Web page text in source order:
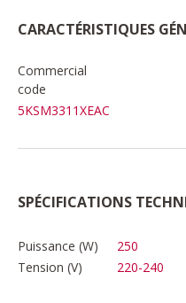
CARACTÉRISTIQUES
Commercial
code
5KSM3311XEAC
SPÉCIFICATIONS
Puissance (W) 250
Tension (V)
220-240